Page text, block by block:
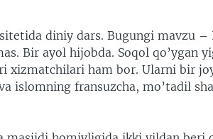
diniy dars. Bugungi mavzu –
Bir ayol hijobda. Soqol qo’ygan
xizmatchilari ham bor. Ularni bir
islomning fransuzcha, mo’tadil